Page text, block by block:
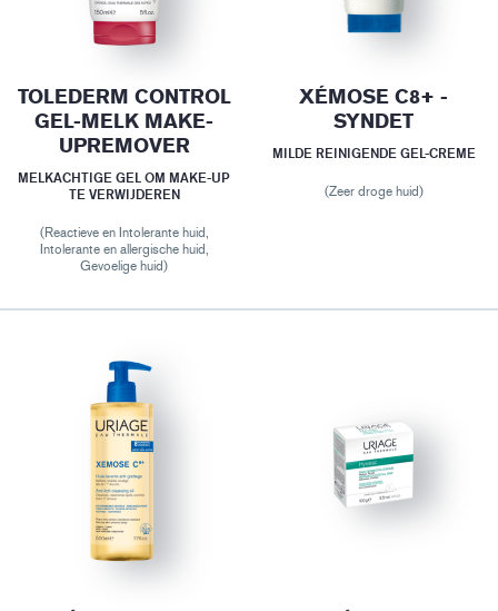
TOLEDERM CONTROL
GEL-MELK MAKE-
UPREMOVER
MELKACHTIGE GEL OM MAKE-UP
TE VERWIJDEREN
(Reactieve en Intolerante huid,
Intolerante en allergische huid,
Gevoelige huid)
XÉMOSE C8+ -
SYNDET
MILDE REINIGENDE GEL-CREME
(Zeer droge huid)